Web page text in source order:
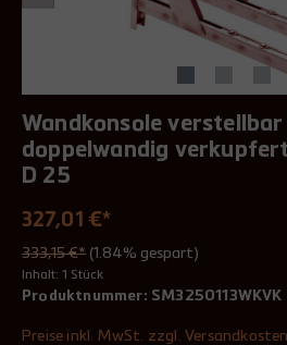
Wandkonsole
doppelwandig
D 25
327,01 €*
333,15 €* (1.84% gespart)
Inhalt: 1 Stück
Produktnummer: SM3250113WKVK
Preise inkl. MwSt. zzgl. Versandkosten